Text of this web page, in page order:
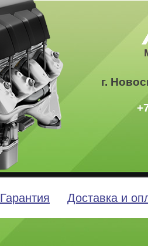
г.
Гарантия Доставка и